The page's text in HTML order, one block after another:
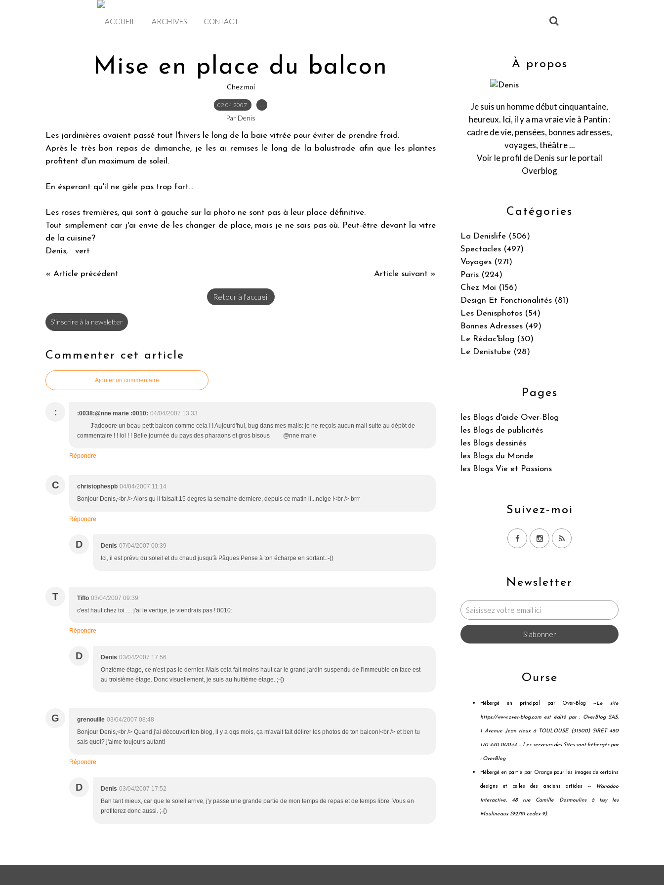
ACCUEIL ARCHIVES CONTACT
Mise en place du balcon
Chez moi
02.04.2007 …
Par Denis
Les jardinières avaient passé tout l'hivers le long de la baie vitrée pour éviter de prendre froid.
Après le très bon repas de dimanche, je les ai remises le long de la balustrade afin que les plantes
profitent d'un maximum de soleil.
En ésperant qu'il ne gèle pas trop fort...
Les roses tremières, qui sont à gauche sur la photo ne sont pas à leur place définitive.
Tout simplement car j'ai envie de les changer de place, mais je ne sais pas où. Peut-être devant la vitre
de la cuisine?
Denis, vert
« Article précédent Article suivant »
Retour à l'accueil
S'inscrire à la newsletter
Commenter cet article
Ajouter un commentaire
: :0038:@nne marie :0010: 04/04/2007 13:33
J'adooore un beau petit balcon comme cela ! ! Aujourd'hui, bug dans mes mails: je ne reçois aucun mail suite au dépôt de
commentaire ! ! lol ! ! Belle journée du pays des pharaons et gros bisous @nne marie
Répondre
C christophespb 04/04/2007 11:14
Bonjour Denis,<br /> Alors qu il faisait 15 degres la semaine derniere, depuis ce matin il...neige !<br /> brrr
Répondre
D Denis 07/04/2007 00:39
Ici, il est prévu du soleil et du chaud jusqu'à Pâques.Pense à ton écharpe en sortant.:-{)
T Tiflo 03/04/2007 09:39
c'est haut chez toi .... j'ai le vertige, je viendrais pas !:0010:
Répondre
D Denis 03/04/2007 17:56
Onzième étage, ce n'est pas le dernier. Mais cela fait moins haut car le grand jardin suspendu de l'immeuble en face est
au troisième étage. Donc visuellement, je suis au huitième étage. ;-{)
G grenouille 03/04/2007 08:48
Bonjour Denis,<br /> Quand j'ai découvert ton blog, il y a qqs mois, ça m'avait fait délirer les photos de ton balcon!<br /> et ben tu
sais quoi? j'aime toujours autant!
Répondre
D Denis 03/04/2007 17:52
Bah tant mieux, car que le soleil arrive, j'y passe une grande partie de mon temps de repas et de temps libre. Vous en
profiterez donc aussi. ;-{)
Newsletter
Catégories
La Denislife (506)
Spectacles (497)
Voyages (271)
Paris (224)
Chez Moi (156)
Design Et Fonctionalités (81)
Les Denisphotos (54)
Bonnes Adresses (49)
Le Rédac'blog (30)
Le Denistube (28)
Pages
les Blogs d'aide Over-Blog
les Blogs de publicités
les Blogs dessinés
les Blogs du Monde
les Blogs Vie et Passions
Suivez-moi
À propos
Je suis un homme début cinquantaine,
heureux. Ici, il y a ma vraie vie à Pantin :
cadre de vie, pensées, bonnes adresses,
voyages, théâtre ...
Voir le profil deDenis sur le portail
Overblog
Ourse
Hébergé en principal par Over-Blog --Le site
https://www.over-blog.com est édité par : OverBlog SAS,
1 Avenue Jean rieux à TOULOUSE (31500) SIRET 480
170 440 00034 -- Les serveurs des Sites sont hébergés par
: OverBlog
Hébergé en partie par Orange pour les images de certains
designs et celles des anciens articles -- Wanadoo
Interactive, 48 rue Camille Desmoulins à Issy les
Moulineaux (92791 cedex 9)